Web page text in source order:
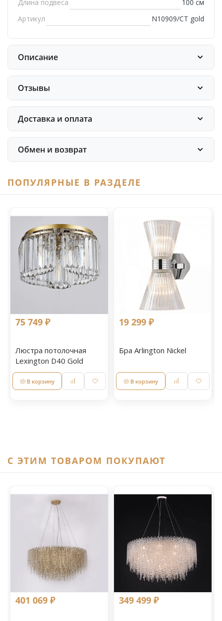
Длина подвеса
100 см
Артикул
N10909/CT gold
Описание
Отзывы
Доставка и оплата
Обмен и возврат
ПОПУЛЯРНЫЕ В РАЗДЕЛЕ
75 749 ₽
Люстра потолочная
Lexington D40 Gold
В корзину
19 299 ₽
Бра Arlington Nickel
В корзину
C ЭТИМ ТОВАРОМ ПОКУПАЮТ
401 069 ₽ 349 499 ₽